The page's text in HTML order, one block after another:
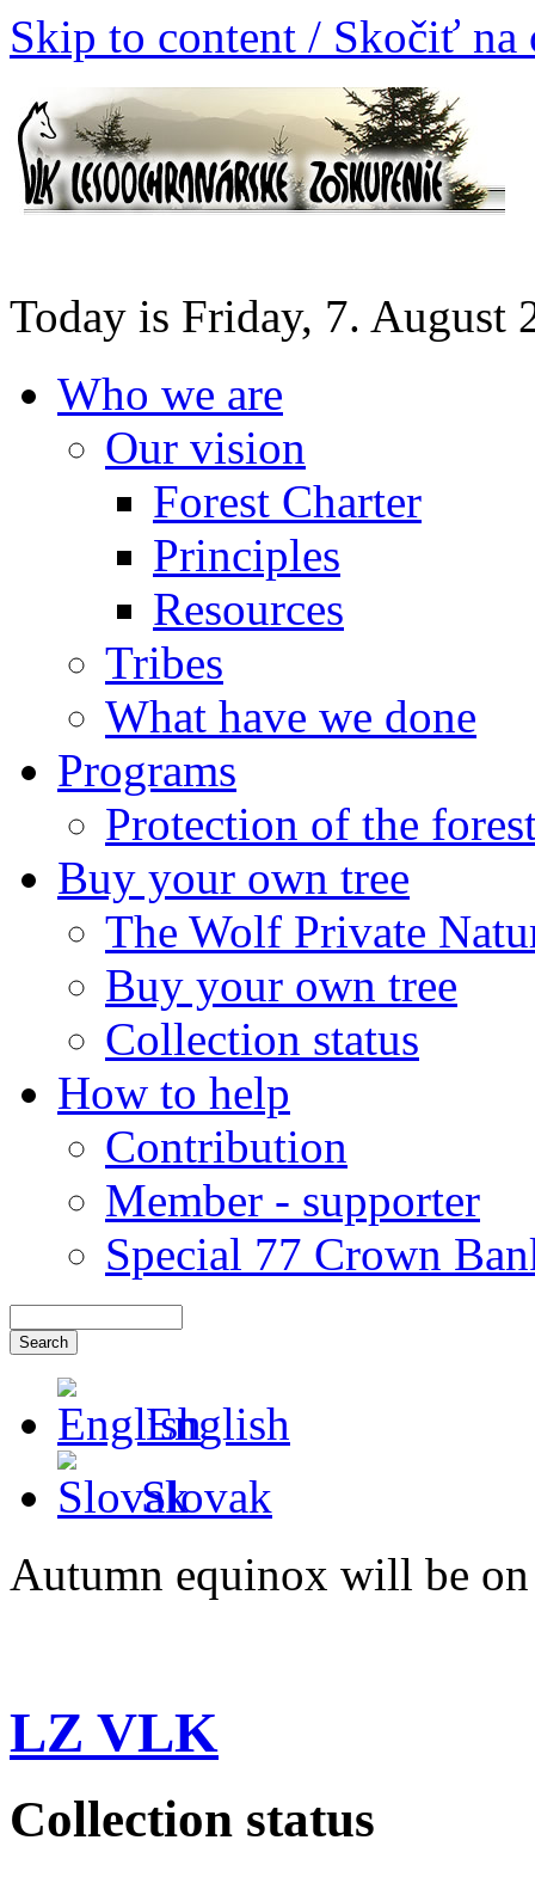
Skip to content / Skočiť na
Today is Friday, 7. August
Who we are
Our vision
Forest Charter
Principles
Resources
Tribes
What have we done
Programs
Protection of the
Buy your own tree
The Wolf Private
Buy your own tree
Collection status
How to help
Contribution
Member - supporter
Special 77 Crown
English
Slovak
Autumn equinox will be
LZ VLK
Collection status